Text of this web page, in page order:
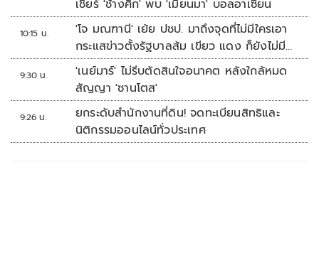
เชียร์ 'ช้างศึก' พบ 'เมียนมา' บอลอาเซียน
10:15 น.
'โจ มณฑานี' เย้ย ปชป. มาถึงจุดที่ไม่มีใครเอา
กระแสข่าวตั้งรัฐบาลส้ม เขียว แดง ก็ยังไม่มีฟ้า
เลย
9:30 น.
'เนย์มาร์' ไม่รีบตัดสินใจอนาคต หลังใกล้หมด
สัญญา 'ซานโตส'
9:26 น.
ยกระดับสำนักงานที่ดิน! จดทะเบียนสิทธิและ
นิติกรรมออนไลน์ทั่วประเทศ